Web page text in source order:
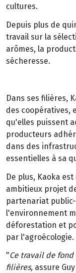
cultures.
Depuis plus de
travail sur la
arômes, la
sécheresse.
Dans ses filières,
des coopératives,
qu'elles puissent
producteurs
dans des
essentielles à sa
De plus, Kaoka
ambitieux projet
partenariat
l'environnement
déforestation et
par l'agroécologie.
"Ce travail de
filières, assure